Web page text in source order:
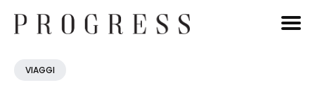
Cerca
VIAGGI